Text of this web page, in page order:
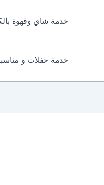
خدمة شاي وقهوة
خدمة حفلات و